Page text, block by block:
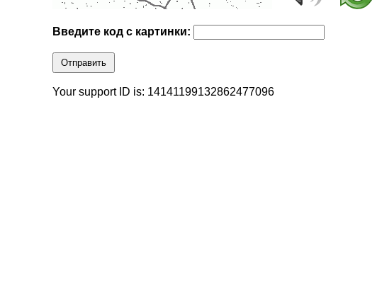
Введите код с картинки:
Отправить
Your support ID is: 14141199132862477096